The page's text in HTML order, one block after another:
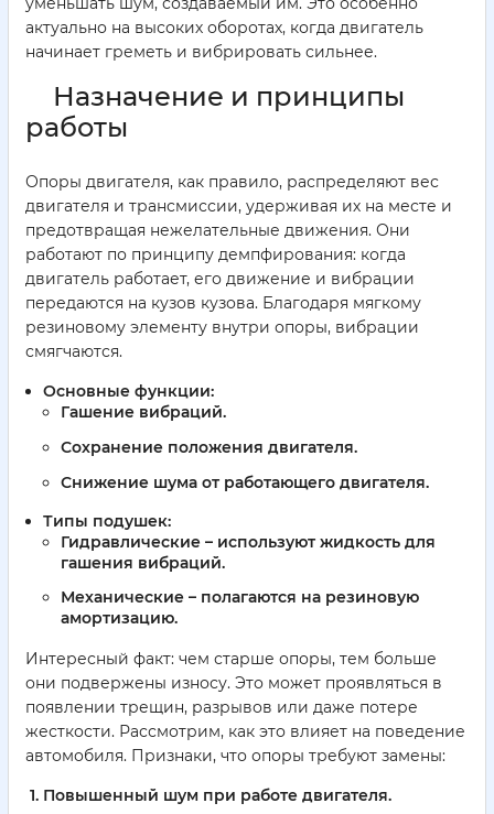
актуально на высоких оборотах, когда двигатель
начинает греметь и вибрировать сильнее.
Назначение и принципы
работы
Опоры двигателя, как правило, распределяют вес
двигателя и трансмиссии, удерживая их на месте и
предотвращая нежелательные движения. Они
работают по принципу демпфирования: когда
двигатель работает, его движение и вибрации
передаются на кузов кузова. Благодаря мягкому
резиновому элементу внутри опоры, вибрации
смягчаются.
Основные функции:
Гашение вибраций.
Сохранение положения двигателя.
Снижение шума от работающего двигателя.
Типы подушек:
Гидравлические – используют жидкость для
гашения вибраций.
Механические – полагаются на резиновую
амортизацию.
Интересный факт: чем старше опоры, тем больше
они подвержены износу. Это может проявляться в
появлении трещин, разрывов или даже потере
жесткости. Рассмотрим, как это влияет на поведение
автомобиля. Признаки, что опоры требуют замены:
Повышенный шум при работе двигателя.